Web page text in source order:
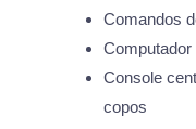
Comandos
Computador
Console
copos